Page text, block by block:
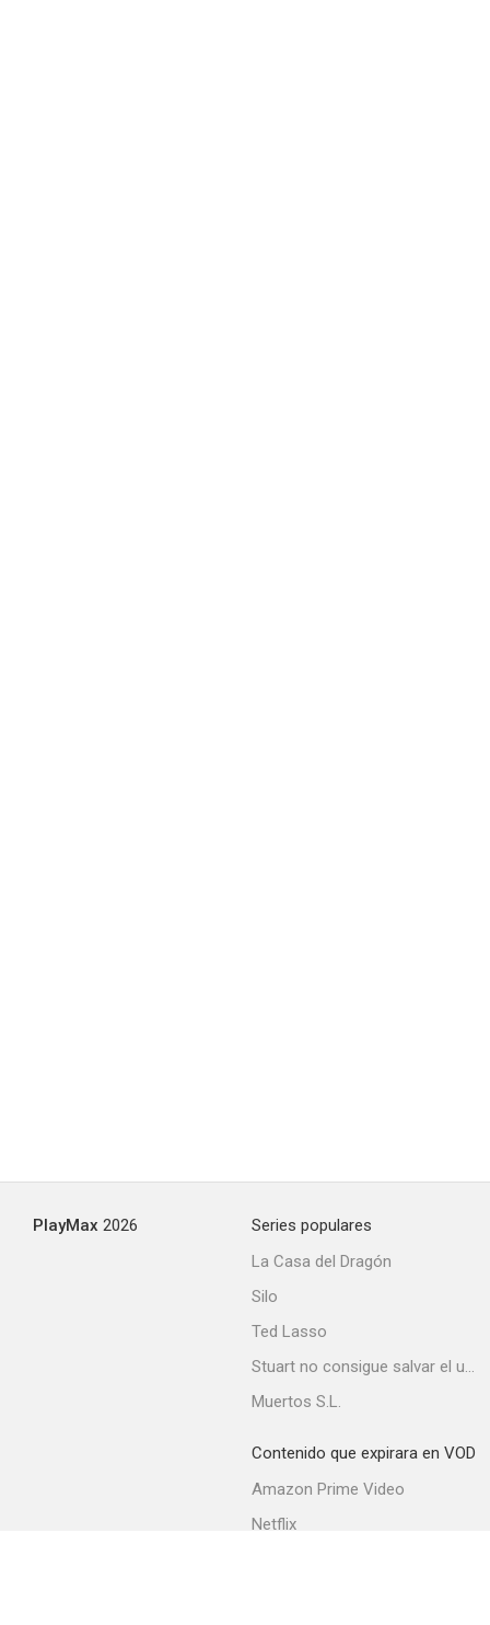
PlayMax 2026
Series populares
La Casa del Dragón
Silo
Ted Lasso
Stuart no consigue salvar el universo
Muertos S.L.
Contenido que expirara en VOD
Amazon Prime Video
Netflix